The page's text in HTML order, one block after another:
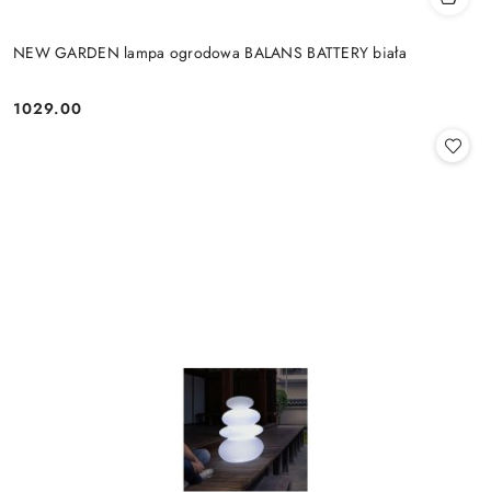
NEW GARDEN lampa ogrodowa BALANS BATTERY biała
Cena:
1029.00